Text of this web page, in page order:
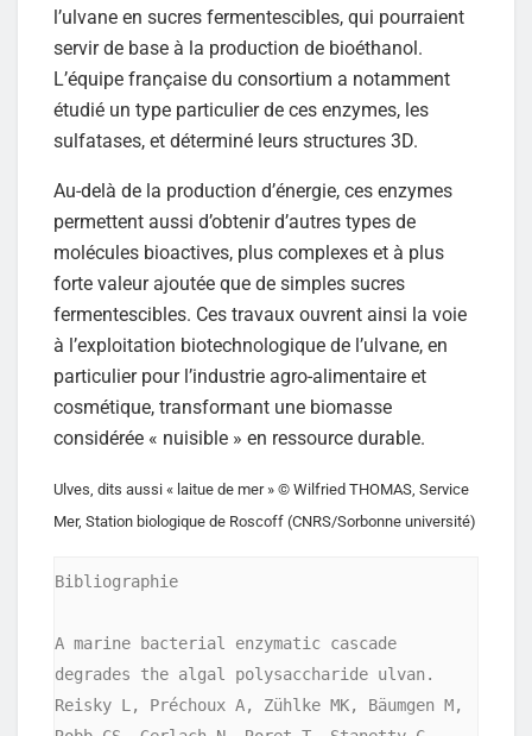
l’ulvane en sucres fermentescibles, qui pourraient
servir de base à la production de bioéthanol.
L’équipe française du consortium a notamment
étudié un type particulier de ces enzymes, les
sulfatases, et déterminé leurs structures 3D.
Au-delà de la production d’énergie, ces enzymes
permettent aussi d’obtenir d’autres types de
molécules bioactives, plus complexes et à plus
forte valeur ajoutée que de simples sucres
fermentescibles. Ces travaux ouvrent ainsi la voie
à l’exploitation biotechnologique de l’ulvane, en
particulier pour l’industrie agro-alimentaire et
cosmétique, transformant une biomasse
considérée « nuisible » en ressource durable.
Ulves, dits aussi « laitue de mer » © Wilfried THOMAS, Service
Mer, Station biologique de Roscoff (CNRS/Sorbonne université)
Bibliographie
A marine bacterial enzymatic cascade
degrades the algal polysaccharide ulvan.
Reisky L, Préchoux A, Zühlke MK, Bäumgen M,